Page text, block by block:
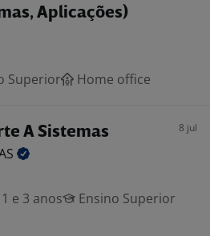
Aplicações)
Superior Home office
A Sistemas 8 jul
e 3 anos
Ensino Superior